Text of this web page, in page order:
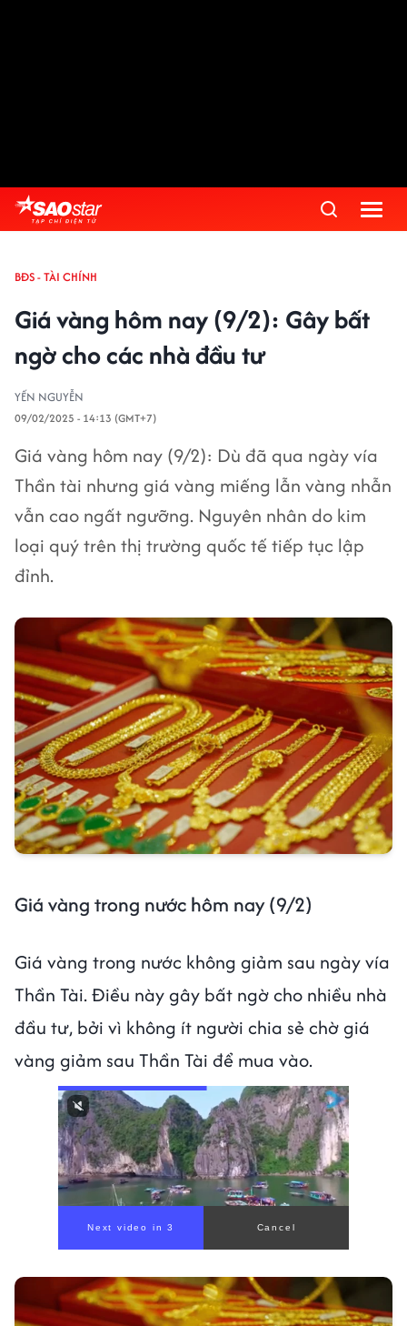
BĐS - TÀI CHÍNH
Giá vàng hôm nay (9/2): Gây bất
ngờ cho các nhà đầu tư
YẾN NGUYỄN
09/02/2025 - 14:13 (GMT+7)
Giá vàng hôm nay (9/2): Dù đã qua ngày vía
Thần tài nhưng giá vàng miếng lẫn vàng nhẫn
vẫn cao ngất ngưỡng. Nguyên nhân do kim
loại quý trên thị trường quốc tế tiếp tục lập
đỉnh.
Giá vàng trong nước hôm nay (9/2)
Giá vàng trong nước không giảm sau ngày vía
Thần Tài. Điều này gây bất ngờ cho nhiều nhà
đầu tư, bởi vì không ít người chia sẻ chờ giá
vàng giảm sau Thần Tài để mua vào.
Next video in 1 Cancel